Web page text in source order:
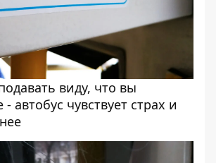
виду, что вы
автобус чувствует страх и